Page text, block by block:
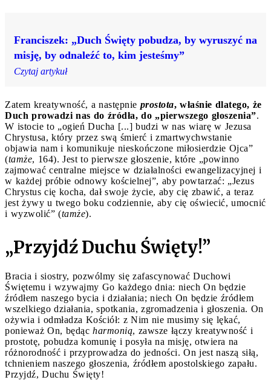
Franciszek: „Duch Święty pobudza, by wyruszyć na
misję, by odnaleźć to, kim jesteśmy”
Czytaj artykuł
Zatem kreatywność, a następnie prostota, właśnie dlatego, że
Duch prowadzi nas do źródła, do „pierwszego głoszenia”.
W istocie to „ogień Ducha [...] budzi w nas wiarę w Jezusa
Chrystusa, który przez swą śmierć i zmartwychwstanie
objawia nam i komunikuje nieskończone miłosierdzie Ojca”
(tamże, 164). Jest to pierwsze głoszenie, które „powinno
zajmować centralne miejsce w działalności ewangelizacyjnej i
w każdej próbie odnowy kościelnej”, aby powtarzać: „Jezus
Chrystus cię kocha, dał swoje życie, aby cię zbawić, a teraz
jest żywy u twego boku codziennie, aby cię oświecić, umocnić
i wyzwolić” (tamże).
„Przyjdź Duchu Święty!”
Bracia i siostry, pozwólmy się zafascynować Duchowi
Świętemu i wzywajmy Go każdego dnia: niech On będzie
źródłem naszego bycia i działania; niech On będzie źródłem
wszelkiego działania, spotkania, zgromadzenia i głoszenia. On
ożywia i odmładza Kościół: z Nim nie musimy się lękać,
ponieważ On, będąc harmonią, zawsze łączy kreatywność i
prostotę, pobudza komunię i posyła na misję, otwiera na
różnorodność i przyprowadza do jedności. On jest naszą siłą,
tchnieniem naszego głoszenia, źródłem apostolskiego zapału.
Przyjdź, Duchu Święty!